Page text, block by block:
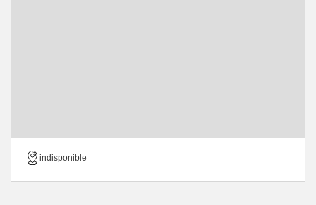
indisponible